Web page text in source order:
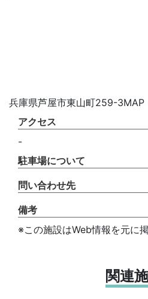
兵庫県芦屋市東山町259-3MAP
アクセス
-
駐車場について
問い合わせ先
備考
※この施設はWeb情報を元に
関連